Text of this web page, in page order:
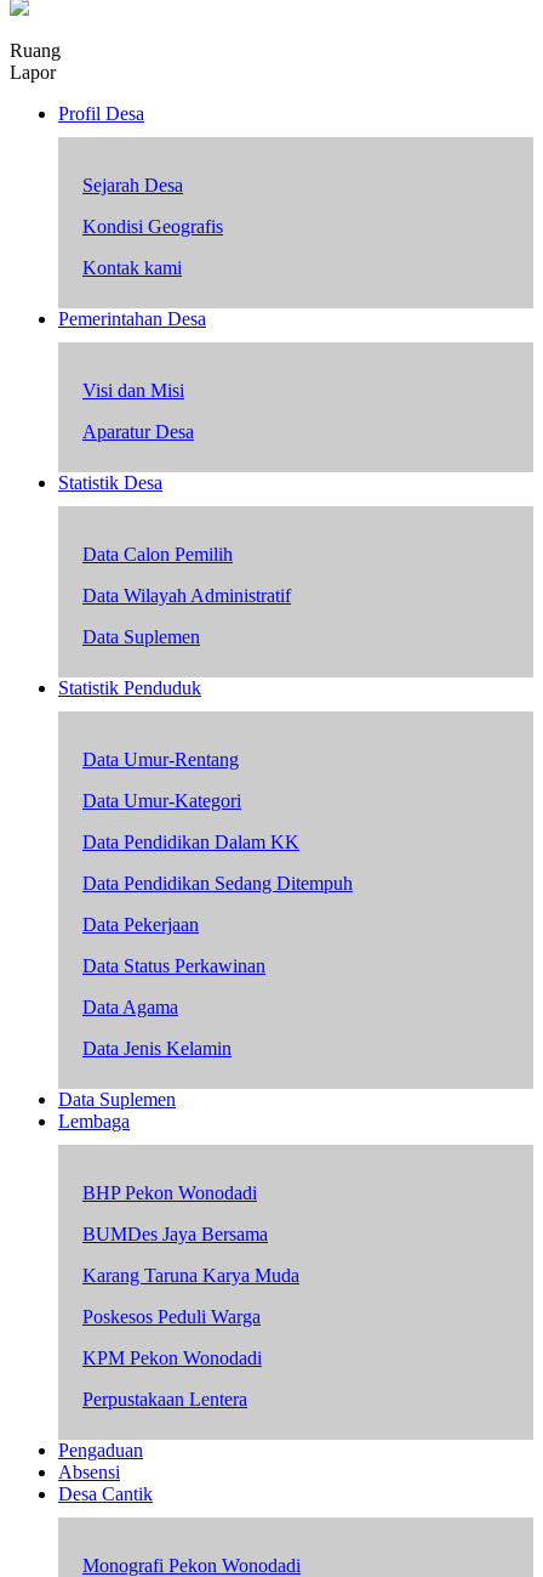
Ruang
Lapor
Profil Desa
Sejarah Desa
Kondisi Geografis
Kontak kami
Pemerintahan Desa
Visi dan Misi
Aparatur Desa
Statistik Desa
Data Calon Pemilih
Data Wilayah Administratif
Data Suplemen
Statistik Penduduk
Data Umur-Rentang
Data Umur-Kategori
Data Pendidikan Dalam KK
Data Pendidikan Sedang Ditempuh
Data Pekerjaan
Data Status Perkawinan
Data Agama
Data Jenis Kelamin
Data Suplemen
Lembaga
BHP Pekon Wonodadi
BUMDes Jaya Bersama
Karang Taruna Karya Muda
Poskesos Peduli Warga
KPM Pekon Wonodadi
Perpustakaan Lentera
Pengaduan
Absensi
Desa Cantik
Monografi Pekon Wonodadi